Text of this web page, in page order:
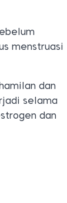
menstruasi
dan
selama
dan